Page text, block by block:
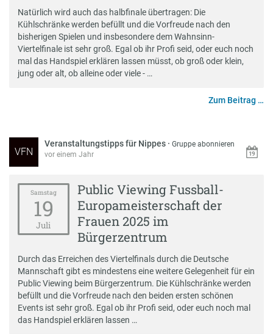
Natürlich wird auch das halbfinale übertragen: Die
Kühlschränke werden befüllt und die Vorfreude nach den
bisherigen Spielen und insbesondere dem Wahnsinn-
Viertelfinale ist sehr groß. Egal ob ihr Profi seid, oder euch noch
mal das Handspiel erklären lassen müsst, ob groß oder klein,
jung oder alt, ob alleine oder viele - …
Zum Beitrag …
VFN
Veranstaltungstipps für Nippes ·Gruppe abonnieren
vor einem Jahr
Samstag
19
Juli
Public Viewing Fussball-
Europameisterschaft der
Frauen 2025 im
Bürgerzentrum
Durch das Erreichen des Viertelfinals durch die Deutsche
Mannschaft gibt es mindestens eine weitere Gelegenheit für ein
Public Viewing beim Bürgerzentrum. Die Kühlschränke werden
befüllt und die Vorfreude nach den beiden ersten schönen
Events ist sehr groß. Egal ob ihr Profi seid, oder euch noch mal
das Handspiel erklären lassen …